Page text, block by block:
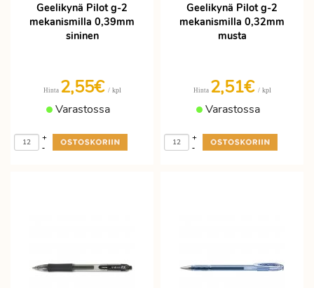
Geelikynä Pilot g-2
mekanismilla 0,39mm
sininen
Hinta 2,55€ / kpl
Varastossa
-
+
Geelikynä Pilot g-2
mekanismilla 0,32mm
musta
Hinta 2,51€ / kpl
Varastossa
-
+